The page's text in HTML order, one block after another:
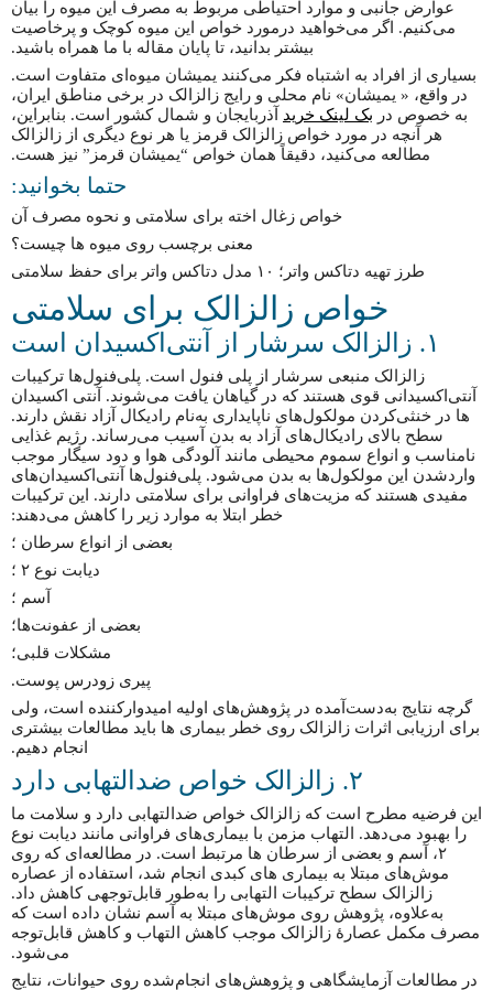
عوارض جانبی و موارد احتیاطی مربوط به مصرف این میوه را بیان
می‌کنیم. اگر می‌خواهید درمورد خواص این میوه کوچک و پرخاصیت
بیشتر بدانید، تا پایان مقاله با ما همراه باشید.
بسیاری از افراد به اشتباه فکر می‌کنند یمیشان میوه‌ای متفاوت است.
در واقع، « یمیشان» نام محلی و رایج زالزالک در برخی مناطق ایران،
به خصوص دربک لینک خریدآذربایجان و شمال کشور است. بنابراین،
هر آنچه در مورد خواص زالزالک قرمز یا هر نوع دیگری از زالزالک
مطالعه می‌کنید، دقیقاً همان خواص “یمیشان قرمز” نیز هست.
حتما بخوانید:
خواص زغال اخته برای سلامتی و نحوه مصرف آن
معنی برچسب روی میوه ها چیست؟
طرز تهیه دتاکس واتر؛‌ ۱۰ مدل دتاکس واتر برای حفظ سلامتی
خواص زالزالک برای سلامتی
زالزالک منبعی سرشار از پلی فنول است. پلی‌فنول‌ها ترکیبات
آنتی‌اکسیدانی قوی هستند که در گیاهان یافت می‌شوند. آنتی اکسیدان
ها در خنثی‌کردن مولکول‌های ناپایداری به‌نام رادیکال آزاد نقش دارند.
سطح بالای رادیکال‌های آزاد به بدن آسیب می‌رساند. رژیم غذایی
نامناسب و انواع سموم محیطی مانند آلودگی هوا و دود سیگار موجب
واردشدن این مولکول‌ها به بدن می‌شود. پلی‌فنول‌ها آنتی‌اکسیدان‌های
مفیدی هستند که مزیت‌های فراوانی برای سلامتی دارند. این ترکیبات
خطر ابتلا به موارد زیر را کاهش می‌دهند:
بعضی از انواع سرطان ؛
دیابت نوع ۲ ؛
آسم ؛
بعضی از عفونت‌ها؛
مشکلات قلبی؛
پیری زودرس پوست.
گرچه نتایج به‌دست‌آمده در پژوهش‌های اولیه امیدوارکننده است، ولی
برای ارزیابی اثرات زالزالک روی خطر بیماری ها باید مطالعات بیشتری
انجام دهیم.
۲. زالزالک خواص ضدالتهابی دارد
این فرضیه مطرح است که زالزالک خواص ضدالتهابی دارد و سلامت ما
را بهبود می‌دهد. التهاب مزمن با بیماری‌های فراوانی مانند دیابت نوع
۲، آسم و بعضی از سرطان ها مرتبط است. در مطالعه‌ای که روی
موش‌های مبتلا به بیماری های کبدی انجام شد، استفاده از عصاره
زالزالک سطح ترکیبات التهابی را به‌طور قابل‌توجهی کاهش داد.
به‌علاوه، پژوهش روی موش‌های مبتلا به آسم نشان داده است که
مصرف مکمل عصارهٔ زالزالک موجب کاهش التهاب و کاهش قابل‌توجه
می‌شود.
در مطالعات آزمایشگاهی و پژوهش‌های انجام‌شده روی حیوانات، نتایج